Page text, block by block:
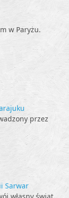
w Paryżu.
przez
Sarwar